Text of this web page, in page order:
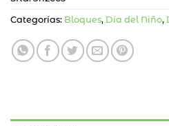
Categorías: Bloques, Día del Niño,